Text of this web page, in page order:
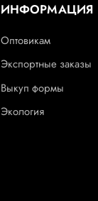
ИНФОРМАЦИЯ
Оптовикам
Экспортные заказы
Выкуп формы
Экология